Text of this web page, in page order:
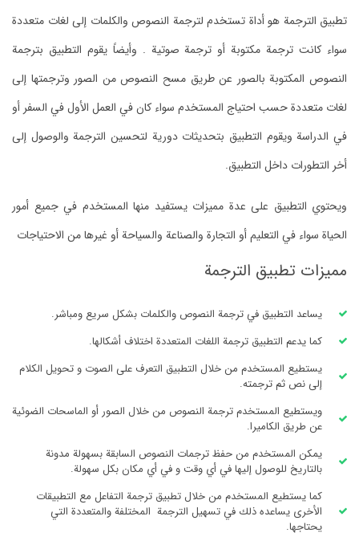
تطبيق الترجمة هو أداة تستخدم لترجمة النصوص والكلمات إلى لغات متعددة
سواء كانت ترجمة مكتوبة أو ترجمة صوتية . وأيضاً يقوم التطبيق بترجمة
النصوص المكتوبة بالصور عن طريق مسح النصوص من الصور وترجمتها إلى
لغات متعددة حسب احتياج المستخدم سواء كان في العمل الأول في السفر أو
في الدراسة ويقوم التطبيق بتحديثات دورية لتحسين الترجمة والوصول إلى
أخر التطورات داخل التطبيق.
ويحتوي التطبيق على عدة مميزات يستفيد منها المستخدم في جميع أمور
الحياة سواء في التعليم أو التجارة والصناعة والسياحة أو غيرها من الاحتياجات
مميزات تطبيق الترجمة
يساعد التطبيق في ترجمة النصوص والكلمات بشكل سريع ومباشر.
كما يدعم التطبيق ترجمة اللغات المتعددة اختلاف أشكالها.
يستطيع المستخدم من خلال التطبيق التعرف على الصوت و تحويل الكلام
إلى نص ثم ترجمته.
ويستطيع المستخدم ترجمة النصوص من خلال الصور أو الماسحات الضوئية
عن طريق الكاميرا.
يمكن المستخدم من حفظ ترجمات النصوص السابقة بسهولة مدونة
بالتاريخ للوصول إليها في أي وقت و في أي مكان بكل سهولة.
كما يستطيع المستخدم من خلال تطبيق ترجمة التفاعل مع التطبيقات
الأخرى يساعده ذلك في تسهيل الترجمة المختلفة والمتعددة التي
يحتاجها.